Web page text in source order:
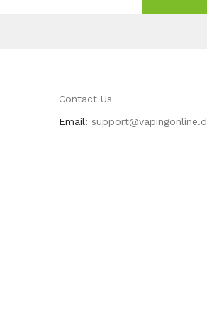
Contact Us
Email: